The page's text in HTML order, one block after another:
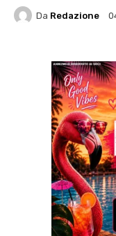
Da Redazione